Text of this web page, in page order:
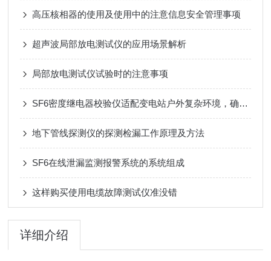
高压核相器的使用及使用中的注意信息安全管理事项
超声波局部放电测试仪的应用场景解析
局部放电测试仪试验时的注意事项
SF6密度继电器校验仪适配变电站户外复杂环境，确保数据精准度
地下管线探测仪的探测检漏工作原理及方法
SF6在线泄漏监测报警系统的系统组成
这样购买使用电缆故障测试仪准没错
详细介绍